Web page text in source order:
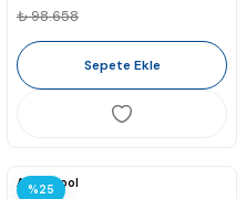
₺ 98.658
Sepete Ekle
%25
Astralpool